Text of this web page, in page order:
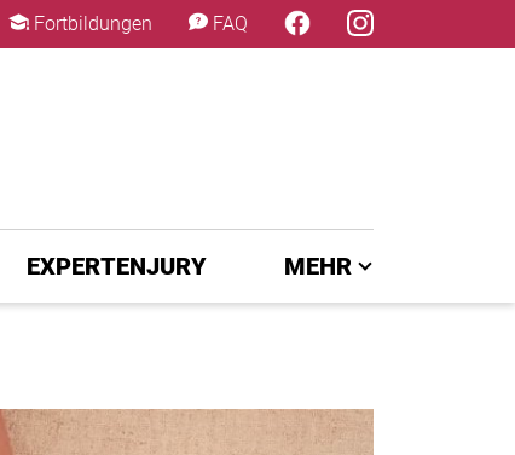
Fortbildungen FAQ
EXPERTENJURY MEHR
×